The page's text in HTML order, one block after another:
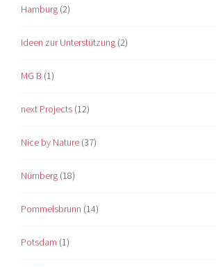
Hamburg (2)
Ideen zur Unterstützung (2)
MG B (1)
next Projects (12)
Nice by Nature (37)
Nürnberg (18)
Pommelsbrunn (14)
Potsdam (1)